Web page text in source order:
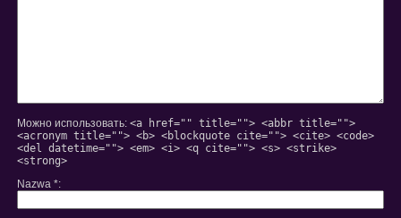
Можно использовать: <a href="" title=""> <abbr title="">
<acronym title=""> <b> <blockquote cite=""> <cite> <code>
<del datetime=""> <em> <i> <q cite=""> <s> <strike>
<strong>
Nazwa *